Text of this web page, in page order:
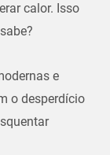
calor. Isso
e
o desperdício